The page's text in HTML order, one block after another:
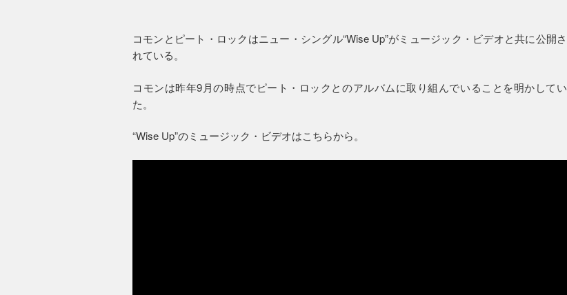
コモンとピート・ロックはニュー・シングル“Wise Up”がミュージック・ビデオと共に公開さ
れている。
コモンは昨年9月の時点でピート・ロックとのアルバムに取り組んでいることを明かしてい
た。
“Wise Up”のミュージック・ビデオはこちらから。